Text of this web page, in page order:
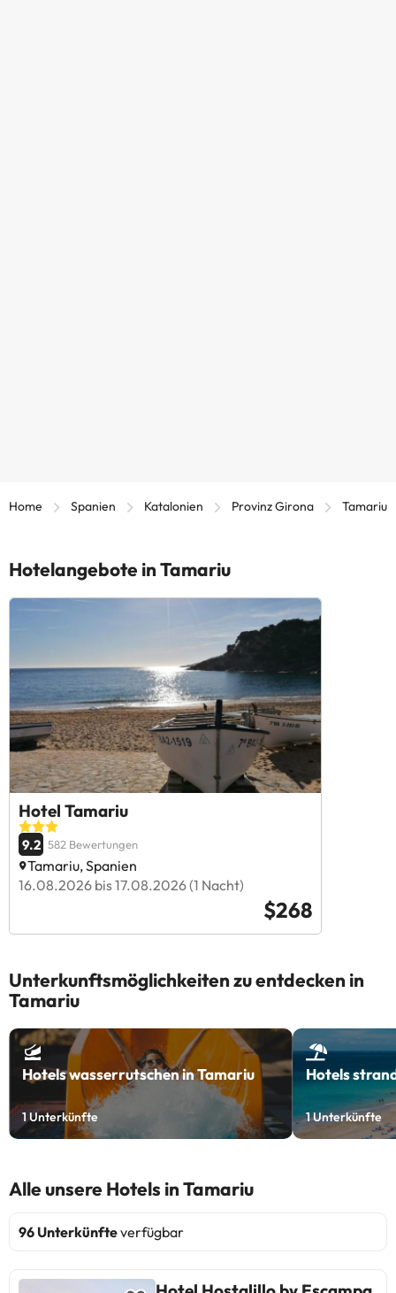
Home Spanien Katalonien Provinz Girona Tamariu
Hotelangebote in Tamariu
Hotel Tamariu
9.2 582 Bewertungen
Tamariu, Spanien
16.08.2026 bis 17.08.2026 (1 Nacht)
$268
Unterkunftsmöglichkeiten zu entdecken in
Tamariu
Hotels wasserrutschen in Tamariu
1 Unterkünfte
Hotels
1Unterkünfte
Alle unsere Hotels in Tamariu
96 Unterkünfteverfügbar